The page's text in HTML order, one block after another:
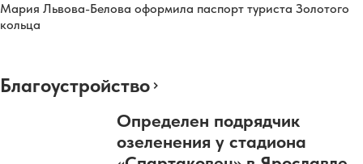
Мария Львова-Белова оформила паспорт туриста Золотого
кольца
Благоустройство
Определен подрядчик
озеленения у стадиона